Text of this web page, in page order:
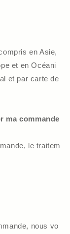
en Asie,
et en Océani
et par carte de
ma commande
le traitem
nous vo